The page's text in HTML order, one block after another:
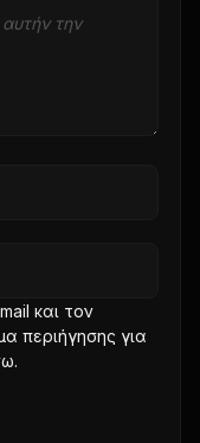
και τον
περιήγησης για